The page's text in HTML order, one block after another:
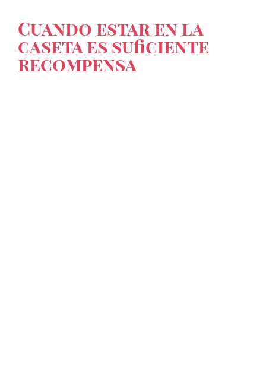
Cuando estar en la
caseta es suficiente
recompensa